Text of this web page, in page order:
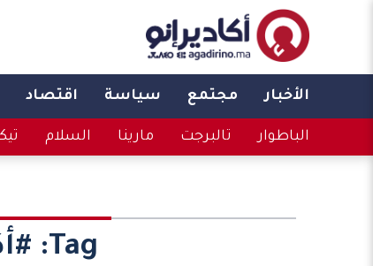
الأخبار مجتمع سياسة اقتصاد
الباطوار تالبرجت مارينا السلام
Tag: